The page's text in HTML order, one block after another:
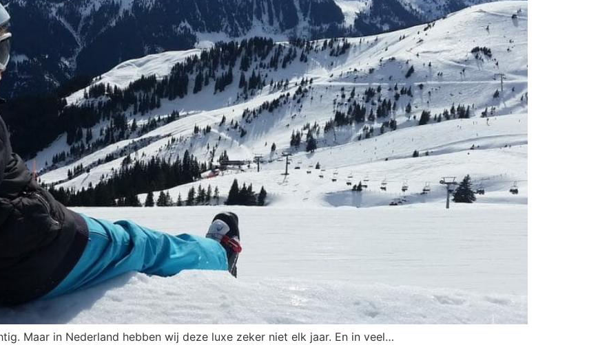
Maar in Nederland hebben wij deze luxe zeker niet elk jaar. En in veel…